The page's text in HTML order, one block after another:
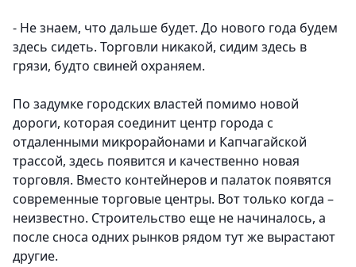
- Не знаем, что дальше будет. До нового года будем
здесь сидеть. Торговли никакой, сидим здесь в
грязи, будто свиней охраняем.
По задумке городских властей помимо новой
дороги, которая соединит центр города с
отдаленными микрорайонами и Капчагайской
трассой, здесь появится и качественно новая
торговля. Вместо контейнеров и палаток появятся
современные торговые центры. Вот только когда –
неизвестно. Строительство еще не начиналось, а
после сноса одних рынков рядом тут же вырастают
другие.